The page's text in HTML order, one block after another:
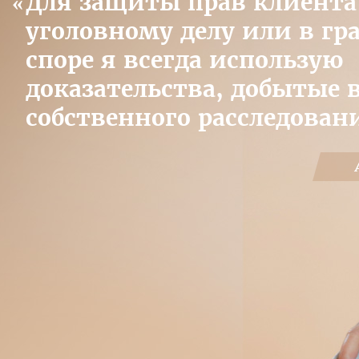
уголовному делу или в
споре я всегда использую
доказательства, добытые
собственного